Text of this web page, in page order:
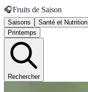
🎧Fruits de Saison
Saisons Santé et Nutrition
Printemps
Rechercher